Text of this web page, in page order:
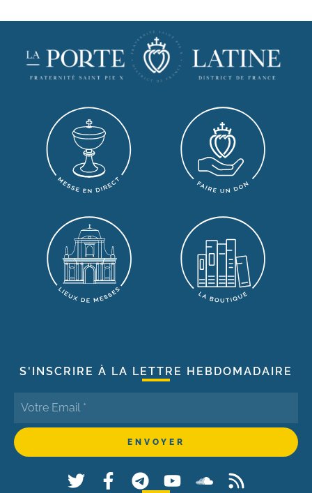
S'INSCRIRE À LA LETTRE HEBDOMADAIRE